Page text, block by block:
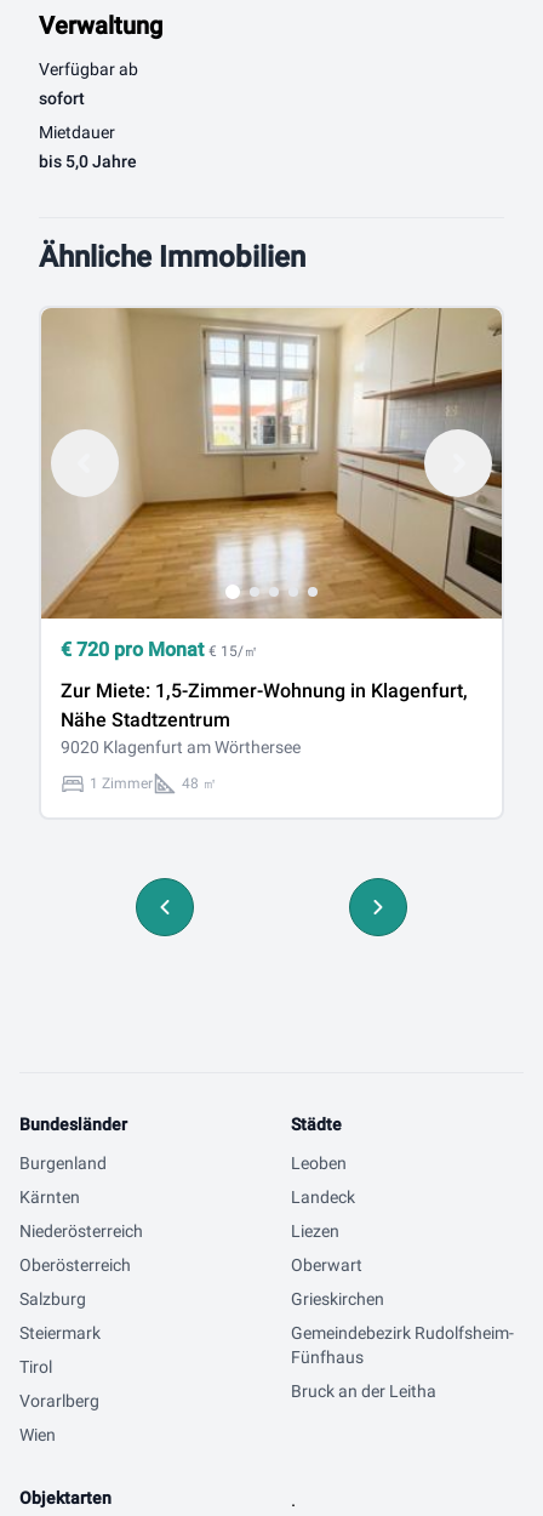
Verwaltung
Verfügbar ab
sofort
Mietdauer
bis 5,0 Jahre
Ähnliche Immobilien
€ 720 pro Monat € 15/㎡
Zur Miete: 1,5-Zimmer-Wohnung in Klagenfurt,
Nähe Stadtzentrum
9020 Klagenfurt am Wörthersee
1 Zimmer 48 ㎡
Bundesländer
Burgenland
Kärnten
Niederösterreich
Oberösterreich
Salzburg
Steiermark
Tirol
Vorarlberg
Wien
Städte
Leoben
Landeck
Liezen
Oberwart
Grieskirchen
Gemeindebezirk Rudolfsheim-
Fünfhaus
Bruck an der Leitha
Objektarten
.